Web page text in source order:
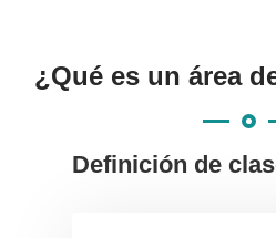
¿Qué es un área
Definición de